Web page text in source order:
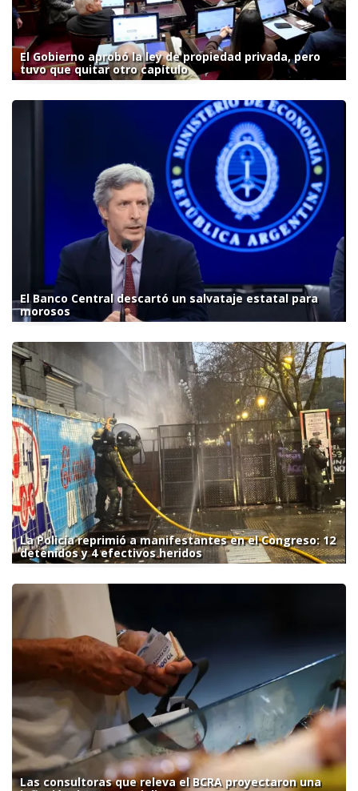
El Gobierno aprobó la ley de propiedad privada, pero
tuvo que quitar otro capítulo
El Banco Central descartó un salvataje estatal para
morosos
La Policía reprimió a manifestantes en el Congreso: 12
detenidos y 4 efectivos heridos
Las consultoras que releva el BCRA proyectaron una